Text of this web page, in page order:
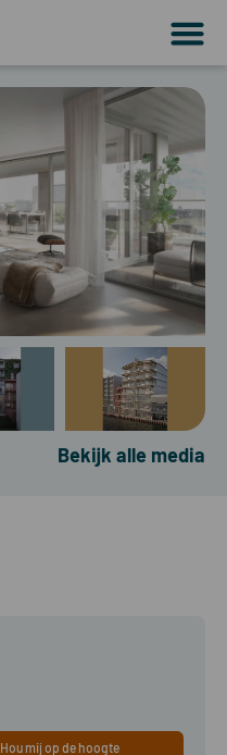
Bekijk alle media
Hou mij op de hoogte